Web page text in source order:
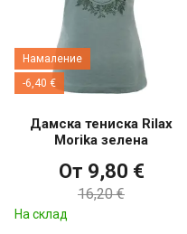
Намаление
-6,40 €
Дамска тениска Rilax
Morika зелена
От 9,80 €
16,20 €
На склад